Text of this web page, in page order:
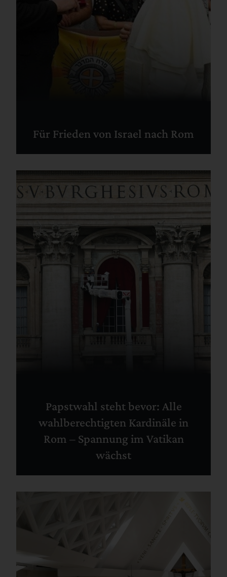
Für Frieden von Israel nach Rom
Papstwahl steht bevor: Alle
wahlberechtigten Kardinäle in
Rom – Spannung im Vatikan
wächst